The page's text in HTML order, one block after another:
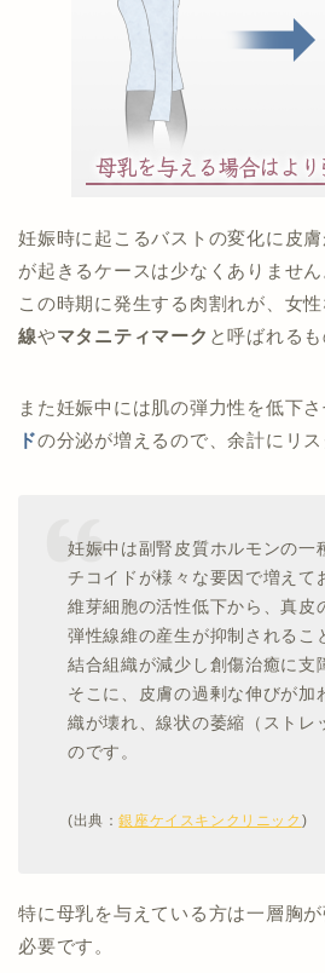
妊娠時に起こるバストの変化に皮
が起きるケースは少なくありません
この時期に発生する肉割れが、女
線やマタニティマーク と呼ばれるも
また妊娠中には肌の弾力性を低下さ
ドの分泌が増えるので、余計にリス
妊娠中は副腎皮質ホルモンの一
チコイドが様々な要因で増えて
維芽細胞の活性低下から、真皮
弾性線維の産生が抑制されるこ
結合組織が減少し創傷治癒に支
そこに、皮膚の過剰な伸びが加
織が壊れ、線状の萎縮（ストレ
のです。
(出典：銀座ケイスキンクリニック )
特に母乳を与えている方は一層胸
必要です。